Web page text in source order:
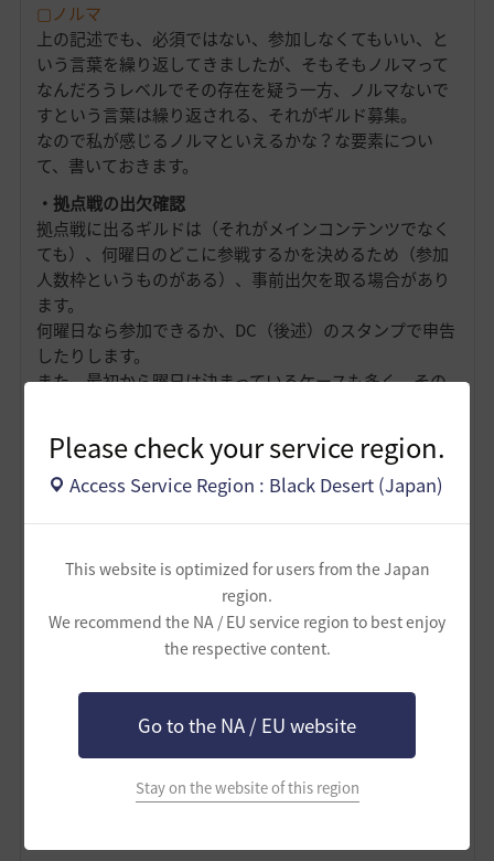
Please check your service region.
Access Service Region : Black Desert (Japan)
This website is optimized for users from the Japan
region.
We recommend the NA / EU service region to best enjoy
the respective content.
Go to the NA / EU website
Stay on the website of this region
▢ノルマ
上の記述でも、必須ではない、参加しなくてもいい、と
いう言葉を繰り返してきましたが、そもそもノルマって
なんだろうレベルでその存在を疑う一方、ノルマないで
すという言葉は繰り返される、それがギルド募集。
なので私が感じるノルマといえるかな？な要素につい
て、書いておきます。
・拠点戦の出欠確認
拠点戦に出るギルドは（それがメインコンテンツでなく
ても）、何曜日のどこに参戦するかを決めるため（参加
人数枠というものがある）、事前出欠を取る場合があり
ます。
何曜日なら参加できるか、DC（後述）のスタンプで申告
したりします。
また、最初から曜日は決まっているケースも多く、その
よび入ろうとしているギルドに伝えたほうがいいかもし
れません（日曜日は無理、など）
・挨拶の有無
黒い砂漠に限らず、結構問題になることも多い、ログイ
まず、黒い砂漠は放置コンテンツも多いので、他のゲー
ムほど挨拶は重要視されていません。特にログアウト
（そのまま放置に移行するだけなので）。
ただやっぱり、してほしいというギルドもありますし、
これは上でも書きましたが、ギルドミッションについて
は１日１０回の制限を分け合うために、決まり事がある
場合が多いです。１日１回かならずギルミをしろという